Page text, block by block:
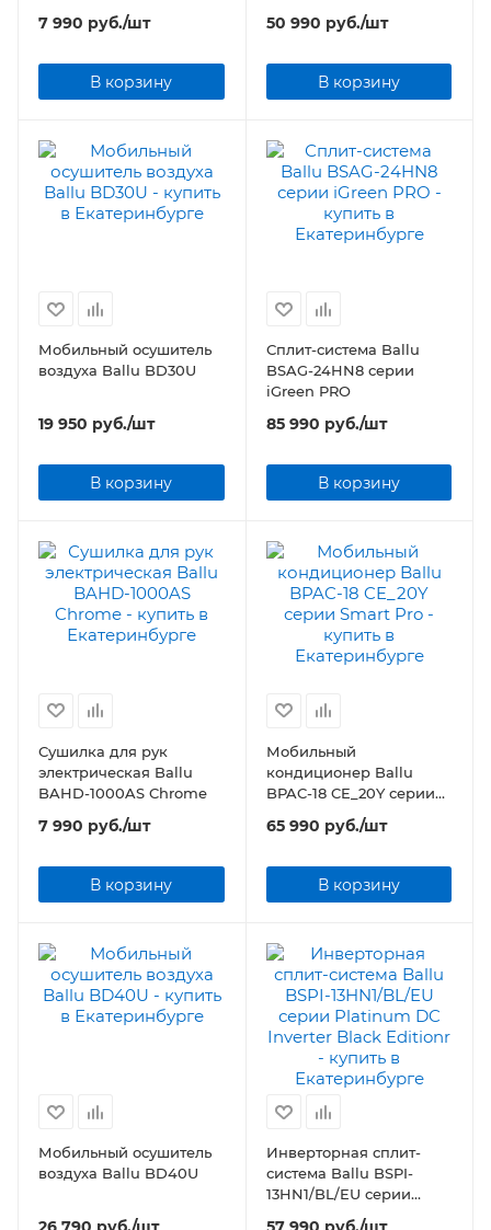
7 990 руб./шт
В корзину
Platinum DC Inverter
Black Editionr
50 990 руб./шт
В корзину
Мобильный осушитель
воздуха Ballu BD30U
19 950 руб./шт
В корзину
Сплит-система Ballu
BSAG-24HN8 серии
iGreen PRO
85 990 руб./шт
В корзину
Сушилка для рук
электрическая Ballu
BAHD-1000AS Chrome
7 990 руб./шт
В корзину
Мобильный
кондиционер Ballu
BPAC-18 CE_20Y серии
65 990 руб./шт
В корзину
Мобильный осушитель
воздуха Ballu BD40U
Инверторная сплит-
система Ballu BSPI-
13HN1/BL/EU серии
Platinum DC Inverter